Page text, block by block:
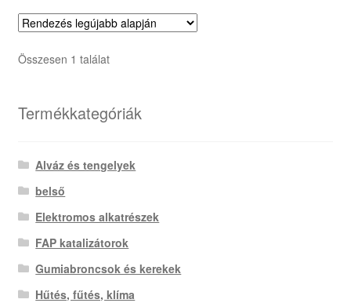
Összesen 1 találat
Termékkategóriák
Alváz és tengelyek
belső
Elektromos alkatrészek
FAP katalizátorok
Gumiabroncsok és kerekek
Hűtés, fűtés, klíma